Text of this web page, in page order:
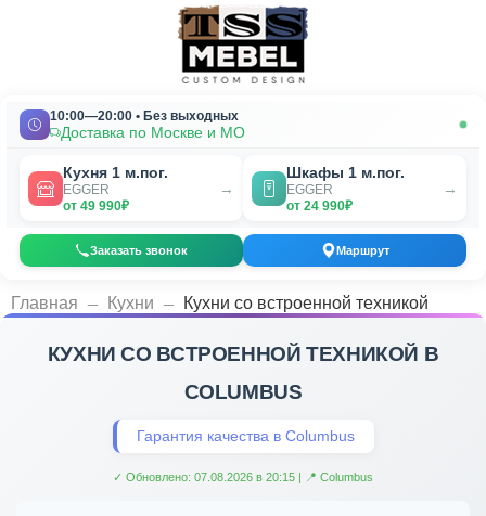
10:00—20:00 • Без выходных
Доставка по Москве и МО
Кухня 1 м.пог.
EGGER
от 49 990₽
→
Шкафы 1 м.пог.
EGGER
от 24 990₽
→
Заказать звонок Маршрут
Главная Кухни Кухни со встроенной техникой
КУХНИ СО ВСТРОЕННОЙ ТЕХНИКОЙ В
COLUMBUS
Гарантия качества в Columbus
✓ Обновлено: 07.08.2026 в 20:15 | 📍 Columbus